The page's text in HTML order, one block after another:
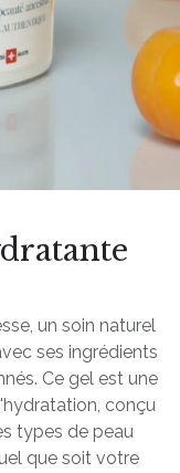
un soin naturel
ses ingrédients
Ce gel est une
conçu
types de peau
que soit votre